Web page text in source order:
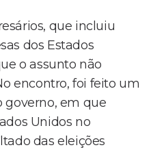
que incluiu
dos Estados
o assunto não
encontro, foi feito um
governo, em que
Unidos no
das eleições